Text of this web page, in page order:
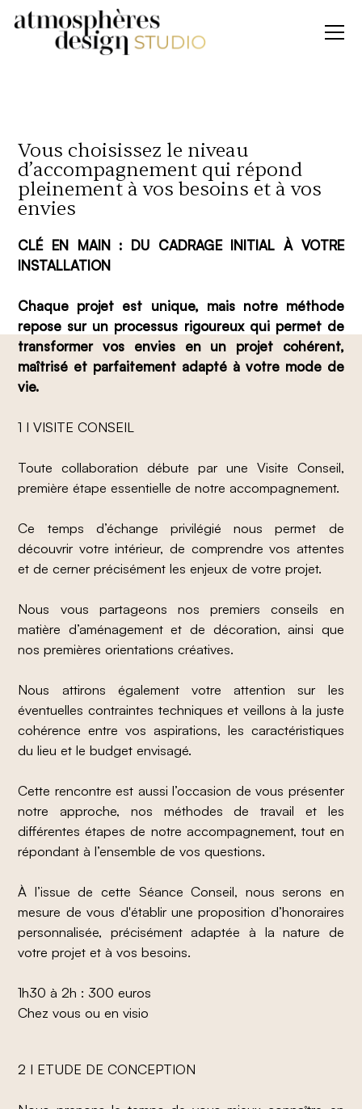
Vous choisissez le niveau
d’accompagnement qui répond
pleinement à vos besoins et à vos
envies
CLÉ EN MAIN : DU CADRAGE INITIAL À VOTRE
INSTALLATION
Chaque projet est unique, mais notre méthode
repose sur un processus rigoureux qui permet de
transformer vos envies en un projet cohérent,
maîtrisé et parfaitement adapté à votre mode de
vie.
1 I VISITE CONSEIL
Toute collaboration débute par une Visite Conseil,
première étape essentielle de notre accompagnement.
Ce temps d’échange privilégié nous permet de
découvrir votre intérieur, de comprendre vos attentes
et de cerner précisément les enjeux de votre projet.
Nous vous partageons nos premiers conseils en
matière d’aménagement et de décoration, ainsi que
nos premières orientations créatives.
Nous attirons également votre attention sur les
éventuelles contraintes techniques et veillons à la juste
cohérence entre vos aspirations, les caractéristiques
du lieu et le budget envisagé.
Cette rencontre est aussi l’occasion de vous présenter
notre approche, nos méthodes de travail et les
différentes étapes de notre accompagnement, tout en
répondant à l’ensemble de vos questions.
À l’issue de cette Séance Conseil, nous serons en
mesure de vous d'établir une proposition d’honoraires
personnalisée, précisément adaptée à la nature de
votre projet et à vos besoins.
1h30 à 2h : 300 euros
Chez vous ou en visio
2 I ETUDE DE CONCEPTION